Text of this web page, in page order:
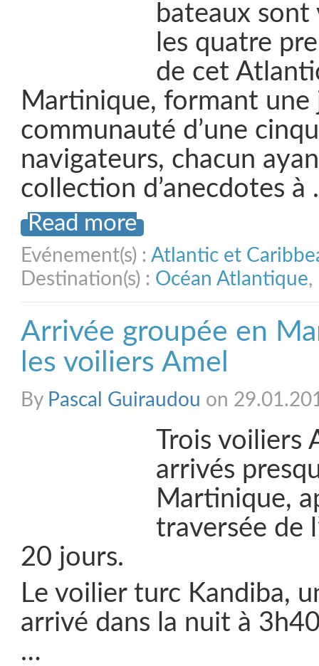
bateaux sont
les quatre
de cet
Martinique, formant une
communauté d’une
navigateurs, chacun
collection d’anecdotes à
Read more
Evénement(s) : Atlantic et
Destination(s) : Océan Atlantique,
Arrivée groupée en
les voiliers Amel
By Pascal Guiraudou on
Trois voiliers
arrivés
Martinique,
traversée de
20 jours.
Le voilier turc Kandiba,
arrivé dans la nuit à
…